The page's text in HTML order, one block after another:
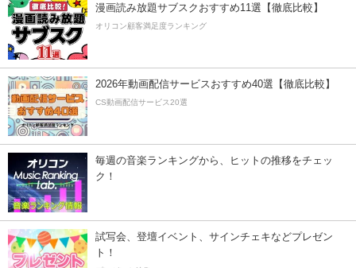
漫画読み放題サブスクおすすめ11選【徹底比較】
オリコン顧客満足度ランキング
2026年動画配信サービスおすすめ40選【徹底比較】
CS動画配信サービス20選
毎週の音楽ランキングから、ヒットの推移をチェッ
ク！
試写会、登壇イベント、サインチェキなどプレゼン
ト！